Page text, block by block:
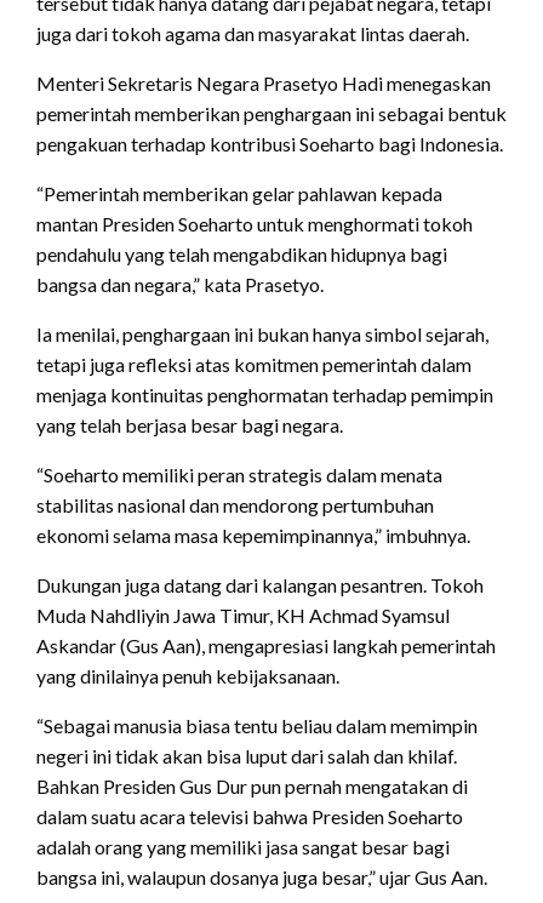
juga dari tokoh agama dan masyarakat lintas daerah.
Menteri Sekretaris Negara Prasetyo Hadi menegaskan
pemerintah memberikan penghargaan ini sebagai bentuk
pengakuan terhadap kontribusi Soeharto bagi Indonesia.
“Pemerintah memberikan gelar pahlawan kepada
mantan Presiden Soeharto untuk menghormati tokoh
pendahulu yang telah mengabdikan hidupnya bagi
bangsa dan negara,” kata Prasetyo.
Ia menilai, penghargaan ini bukan hanya simbol sejarah,
tetapi juga refleksi atas komitmen pemerintah dalam
menjaga kontinuitas penghormatan terhadap pemimpin
yang telah berjasa besar bagi negara.
“Soeharto memiliki peran strategis dalam menata
stabilitas nasional dan mendorong pertumbuhan
ekonomi selama masa kepemimpinannya,” imbuhnya.
Dukungan juga datang dari kalangan pesantren. Tokoh
Muda Nahdliyin Jawa Timur, KH Achmad Syamsul
Askandar (Gus Aan), mengapresiasi langkah pemerintah
yang dinilainya penuh kebijaksanaan.
“Sebagai manusia biasa tentu beliau dalam memimpin
negeri ini tidak akan bisa luput dari salah dan khilaf.
Bahkan Presiden Gus Dur pun pernah mengatakan di
dalam suatu acara televisi bahwa Presiden Soeharto
adalah orang yang memiliki jasa sangat besar bagi
bangsa ini, walaupun dosanya juga besar,” ujar Gus Aan.